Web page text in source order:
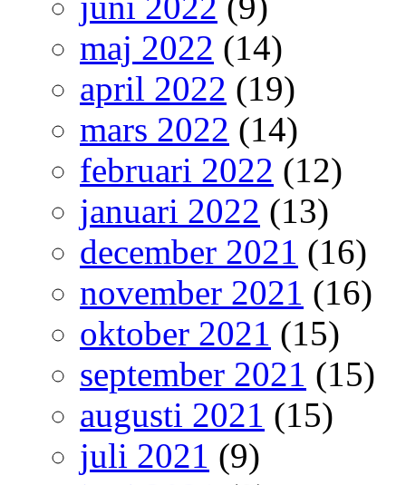
maj 2022 (14)
april 2022 (19)
mars 2022 (14)
februari 2022 (12)
januari 2022 (13)
december 2021 (16)
november 2021 (16)
oktober 2021 (15)
september 2021 (15)
augusti 2021 (15)
juli 2021 (9)